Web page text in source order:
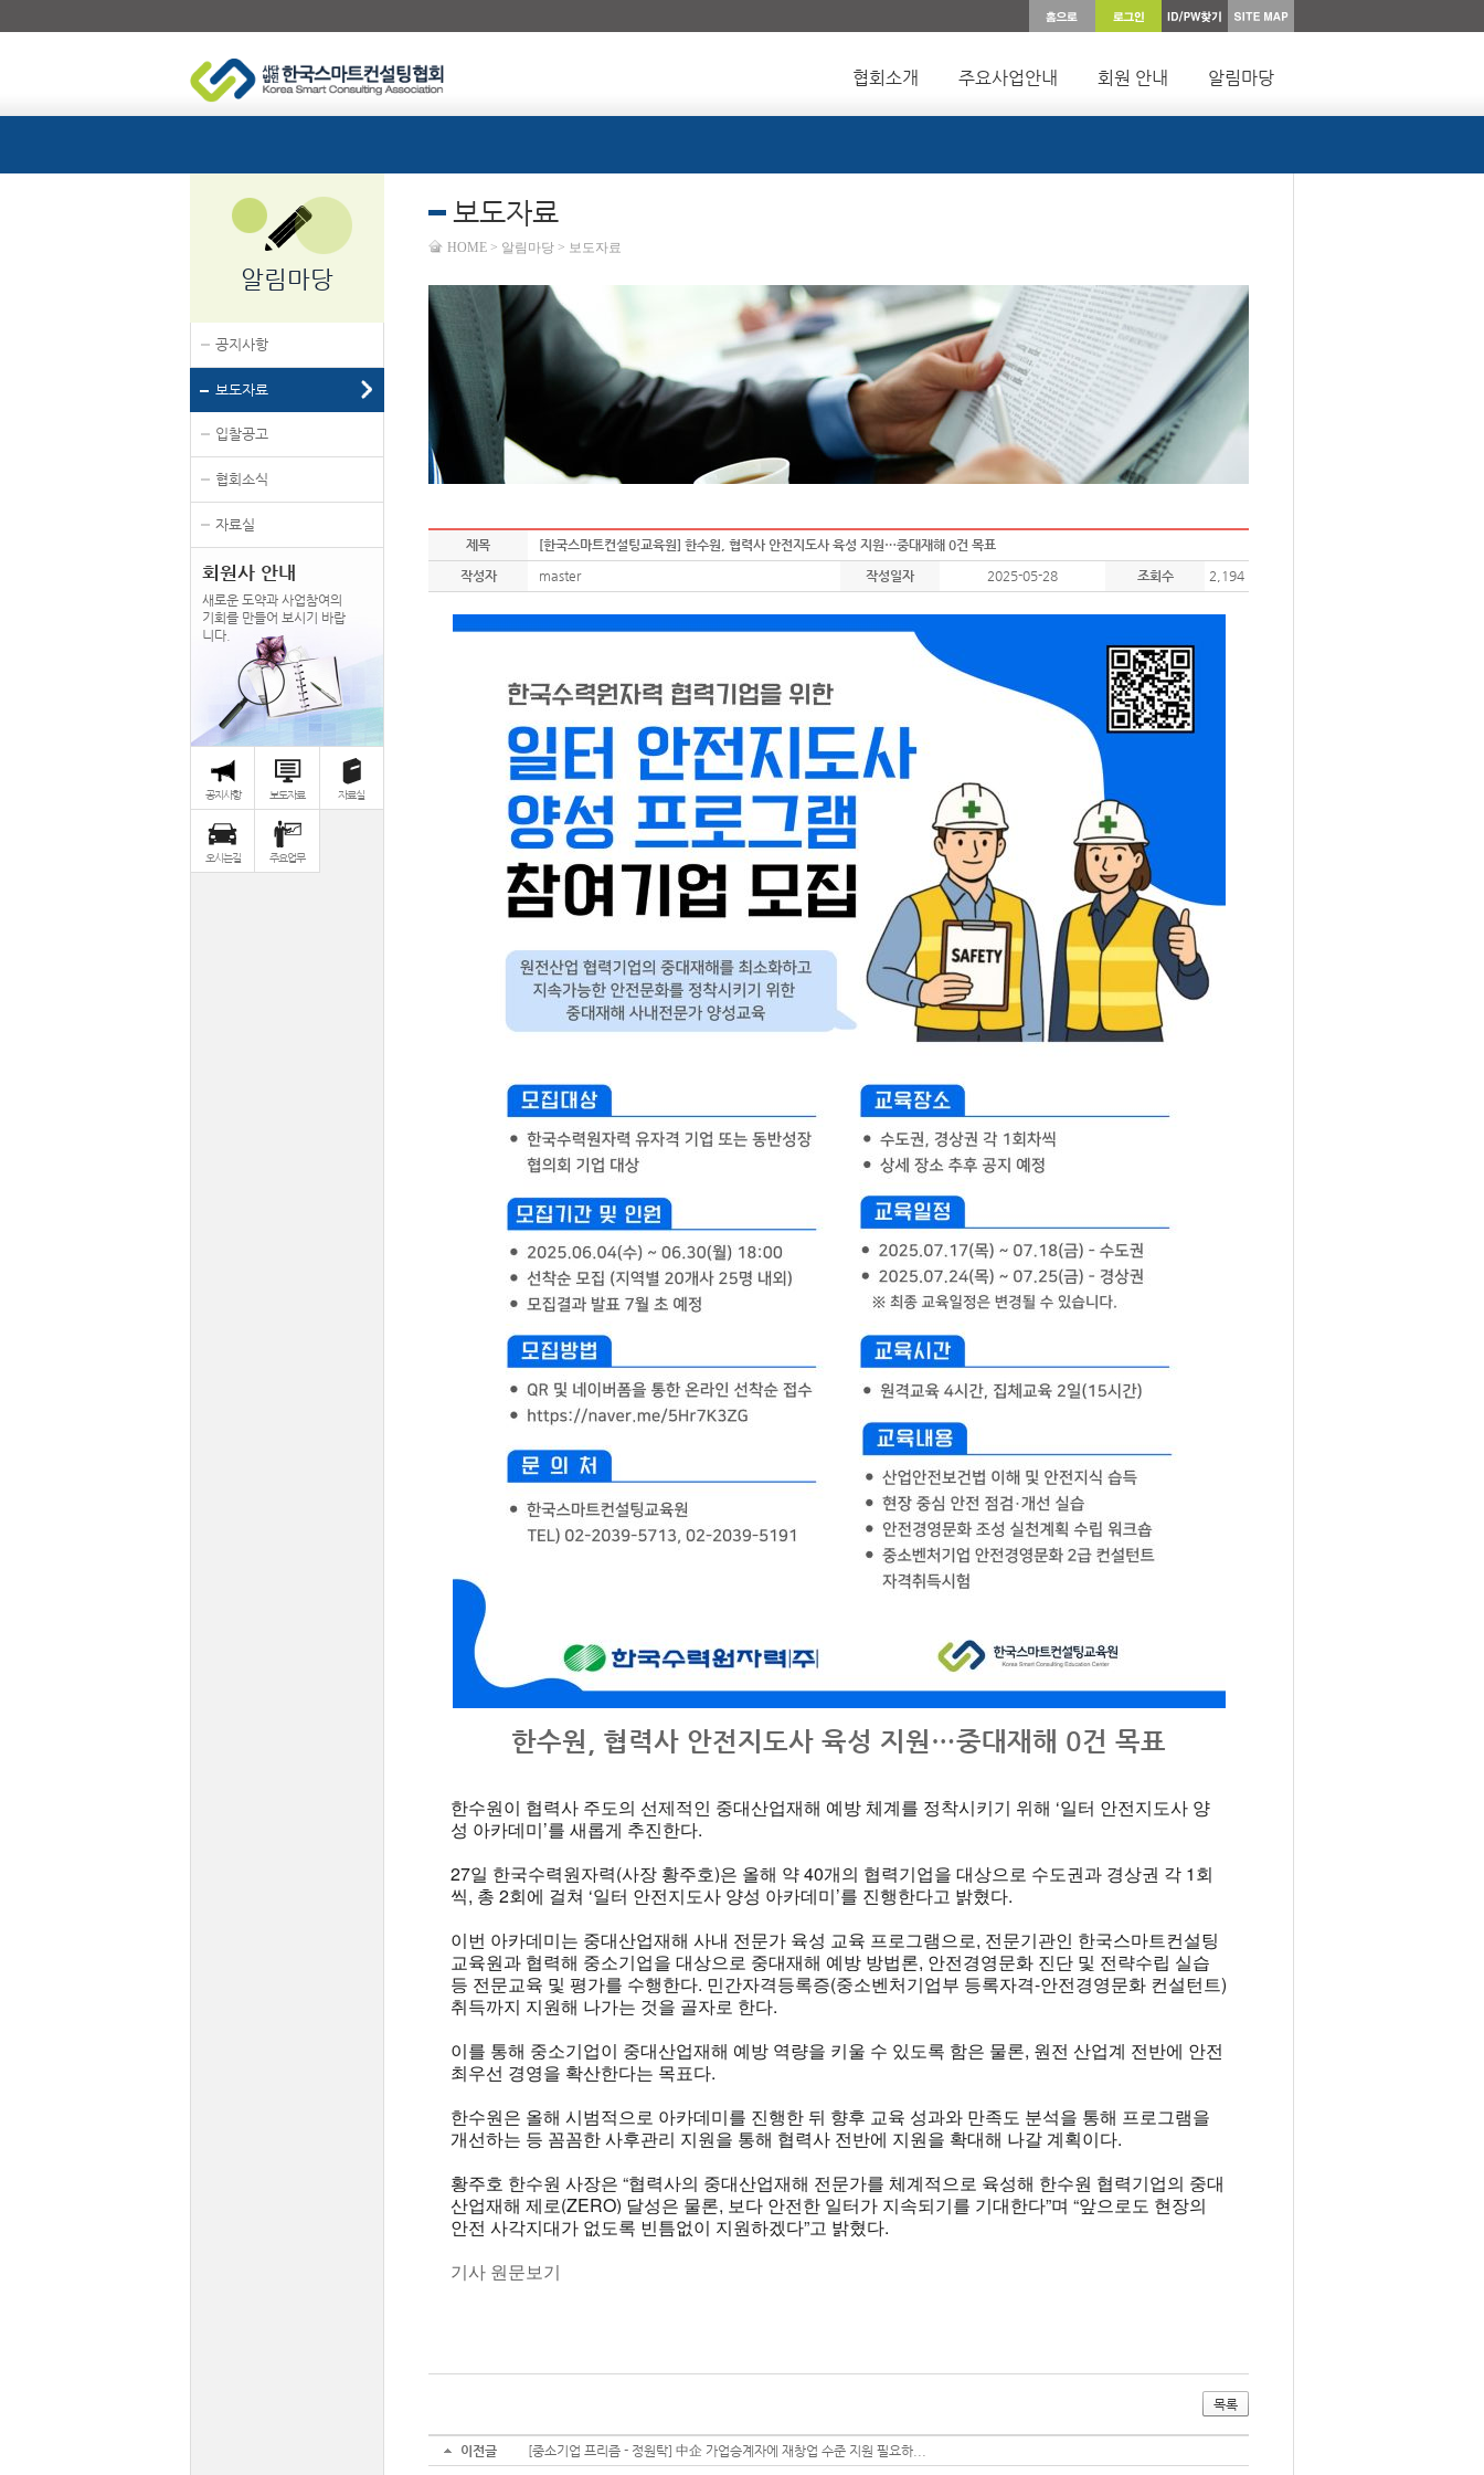
협회소개 주요사업안내 회원 안내 알림마당
알림마당
공지사항
보도자료
입찰공고
협회소식
자료실
회원사 안내
새로운 도약과 사업참여의
기회를 만들어 보시기 바랍
니다.
공지사항 보도자료 자료실
오시는길 주요업무
보도자료
HOME > 알림마당 > 보도자료
제목
[한국스마트컨설팅교육원] 한수원, 협력사 안전지도사 육성 지원…중대재해 0건 목표
작성자
master 작성일자 2025-05-28 조회수 2,194
한수원, 협력사 안전지도사 육성 지원…중대재해 0건 목표
한수원이 협력사 주도의 선제적인 중대산업재해 예방 체계를 정착시키기 위해 ‘일터 안전지도사 양
성 아카데미’를 새롭게 추진한다.
27일 한국수력원자력(사장 황주호)은 올해 약 40개의 협력기업을 대상으로 수도권과 경상권 각 1회
씩, 총 2회에 걸쳐 ‘일터 안전지도사 양성 아카데미’를 진행한다고 밝혔다.
이번 아카데미는 중대산업재해 사내 전문가 육성 교육 프로그램으로, 전문기관인 한국스마트컨설팅
교육원과 협력해 중소기업을 대상으로 중대재해 예방 방법론, 안전경영문화 진단 및 전략수립 실습
등 전문교육 및 평가를 수행한다. 민간자격등록증(중소벤처기업부 등록자격-안전경영문화 컨설턴트)
취득까지 지원해 나가는 것을 골자로 한다.
이를 통해 중소기업이 중대산업재해 예방 역량을 키울 수 있도록 함은 물론, 원전 산업계 전반에 안전
최우선 경영을 확산한다는 목표다.
한수원은 올해 시범적으로 아카데미를 진행한 뒤 향후 교육 성과와 만족도 분석을 통해 프로그램을
개선하는 등 꼼꼼한 사후관리 지원을 통해 협력사 전반에 지원을 확대해 나갈 계획이다.
황주호 한수원 사장은 “협력사의 중대산업재해 전문가를 체계적으로 육성해 한수원 협력기업의 중대
산업재해 제로(ZERO) 달성은 물론, 보다 안전한 일터가 지속되기를 기대한다”며 “앞으로도 현장의
안전 사각지대가 없도록 빈틈없이 지원하겠다”고 밝혔다.
기사 원문보기
목록
이전글
[중소기업 프리즘 - 정원탁] 中企 가업승계자에 재창업 수준 지원 필요하...